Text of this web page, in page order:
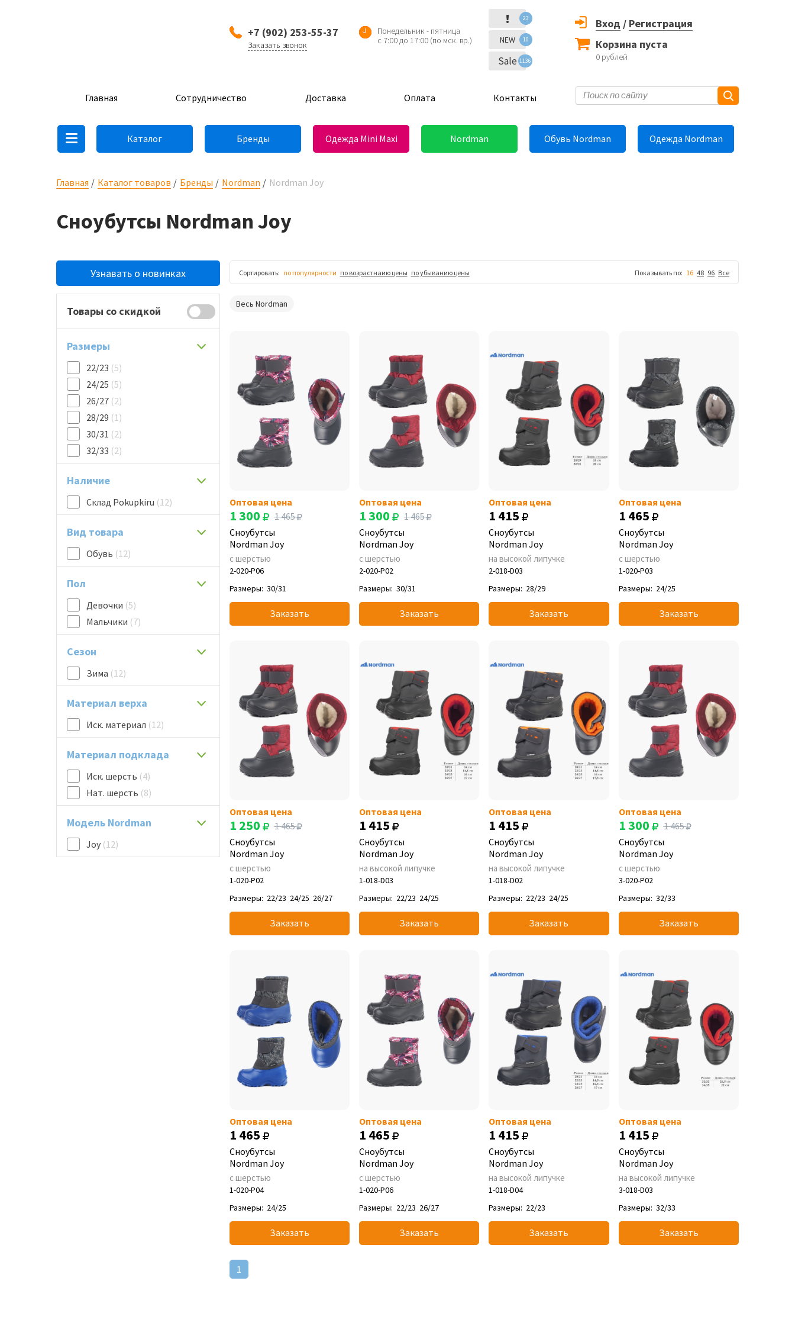
+7 (902) 253-55-37
Заказать звонок
Понедельник - пятница
с 7:00 до 17:00 (по мск. вр.)
! 23
NEW 10
Sale 1136
Вход / Регистрация
Корзина пуста
0 рублей
Главная Сотрудничество Доставка Оплата Контакты
Каталог Бренды Одежда Mini Maxi Nordman Обувь Nordman Одежда Nordman
Главная Каталог товаров Бренды Nordman Nordman Joy
Сноубутсы Nordman Joy
Узнавать о новинках
Товары со скидкой
Размеры
22/23 (5)
24/25 (5)
26/27 (2)
28/29 (1)
30/31 (2)
32/33 (2)
Наличие
Склад Pokupkiru (12)
Вид товара
Обувь (12)
Пол
Девочки (5)
Мальчики (7)
Сезон
Зима (12)
Материал верха
Иск. материал (12)
Материал подклада
Иск. шерсть (4)
Нат. шерсть (8)
Модель Nordman
Joy (12)
Сортировать: по популярности по возрастнаию цены по убыванию цены Показывать по: 16 48 96 Все
Весь Nordman
Оптовая цена
1 300
1 465
Сноубутсы
Nordman Joy
с шерстью
2-020-P06
Размеры: 30/31
Заказать
Оптовая цена
1 300
1 465
Сноубутсы
Nordman Joy
с шерстью
2-020-P02
Размеры: 30/31
Заказать
Оптовая цена
1 415
Сноубутсы
Nordman Joy
на высокой липучке
2-018-D03
Размеры: 28/29
Заказать
Оптовая цена
1 465
Сноубутсы
Nordman Joy
с шерстью
1-020-P03
Размеры: 24/25
Заказать
Оптовая цена
1 250
1 465
Сноубутсы
Nordman Joy
с шерстью
1-020-P02
Размеры: 22/23 24/25 26/27
Заказать
Оптовая цена
1 415
Сноубутсы
Nordman Joy
на высокой липучке
1-018-D03
Размеры: 22/23 24/25
Заказать
Оптовая цена
1 415
Сноубутсы
Nordman Joy
на высокой липучке
1-018-D02
Размеры: 22/23 24/25
Заказать
Оптовая цена
1 300
1 465
Сноубутсы
Nordman Joy
с шерстью
3-020-P02
Размеры: 32/33
Заказать
Оптовая цена
1 465
Сноубутсы
Nordman Joy
с шерстью
1-020-P04
Размеры: 24/25
Заказать
Оптовая цена
1 465
Сноубутсы
Nordman Joy
с шерстью
1-020-P06
Размеры: 22/23 26/27
Заказать
Оптовая цена
1 415
Сноубутсы
Nordman Joy
на высокой липучке
1-018-D04
Размеры: 22/23
Заказать
Оптовая цена
1 415
Сноубутсы
Nordman Joy
на высокой липучке
3-018-D03
Размеры: 32/33
Заказать
1